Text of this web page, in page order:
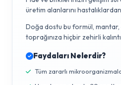
hastalıkların gelişimini
gölgelenmenin önüne